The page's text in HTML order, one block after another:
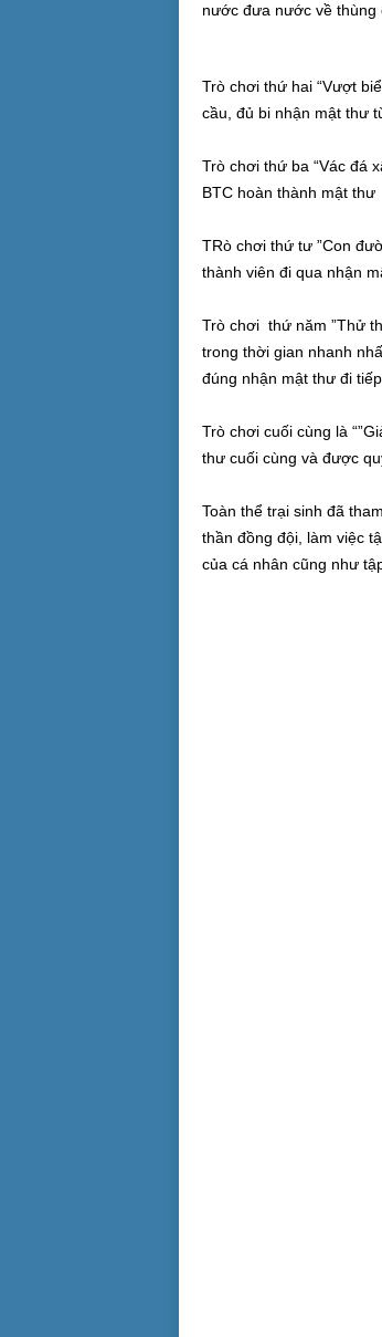
nước đưa nước về thùng
Trò chơi thứ hai “Vượt
cầu, đủ bi nhận mật thư
Trò chơi thứ ba “Vác đá
BTC hoàn thành mật thư
TRò chơi thứ tư ”Con
thành viên đi qua nhận
Trò chơi thứ năm ”Thử
trong thời gian nhanh
đúng nhận mật thư đi tiếp.
Trò chơi cuối cùng là
thư cuối cùng và được
Toàn thể trại sinh đã
thần đồng đội, làm việc
của cá nhân cũng như